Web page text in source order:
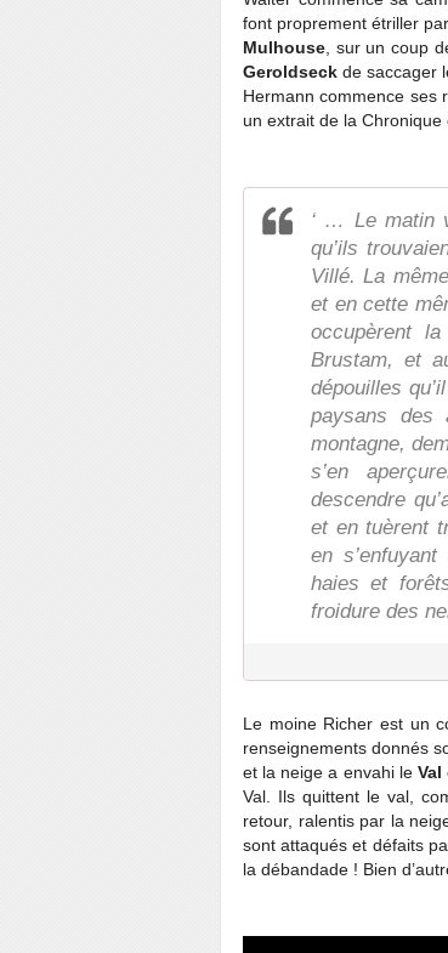
font proprement étriller
Mulhouse , sur un coup
Geroldseck de saccager
Hermann commence ses
un extrait de la Chronique
‘ … Le matin
qu’ils
Villé. La
et en cette
occupèrent
Brustam, et
dépouilles
paysans des
montagne,
s’en
descendre
et en tuèrent
en
haies et
froidure des
Le moine Richer est un
renseignements donnés
et la neige a envahi le Val
Val. Ils quittent le val,
retour, ralentis par la
sont attaqués et défaits
la débandade ! Bien